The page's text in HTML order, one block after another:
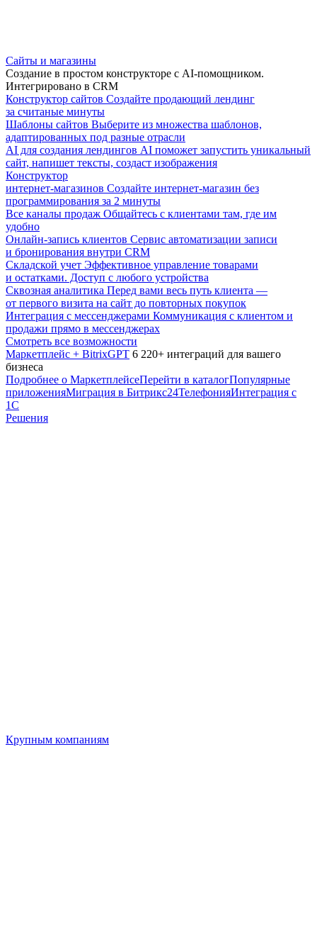
Сайты и магазины
Создание в простом конструкторе с AI-помощником.
Интегрировано в CRM
Конструктор сайтов Создайте продающий лендинг
за считаные минуты
Шаблоны сайтов Выберите из множества шаблонов,
адаптированных под разные отрасли
AI для создания лендингов AI поможет запустить уникальный
сайт, напишет тексты, создаст изображения
Конструктор
интернет-магазинов Создайте интернет-магазин без
программирования за 2 минуты
Все каналы продаж Общайтесь с клиентами там, где им
удобно
Онлайн-запись клиентов Сервис автоматизации записи
и бронирования внутри CRM
Складской учет Эффективное управление товарами
и остатками. Доступ с любого устройства
Сквозная аналитика Перед вами весь путь клиента —
от первого визита на сайт до повторных покупок
Интеграция с мессенджерами Коммуникация с клиентом и
продажи прямо в мессенджерах
Смотреть все возможности
Маркетплейс + BitrixGPT 6 220+ интеграций для вашего
бизнеса
Подробнее о МаркетплейсеПерейти в каталогПопулярные
приложенияМиграция в Битрикс24ТелефонияИнтеграция с
1С
Решения
Крупным компаниям